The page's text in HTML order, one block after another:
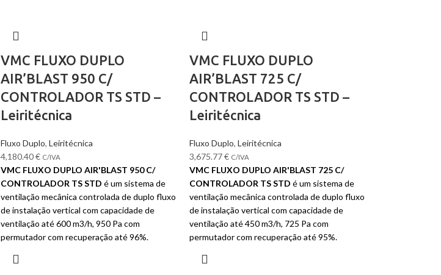
VMC FLUXO DUPLO
AIR’BLAST 950 C/
CONTROLADOR TS STD –
Leiritécnica
Fluxo Duplo, Leiritécnica
4,180.40€ C/IVA
VMC FLUXO DUPLO AIR'BLAST 950 C/
CONTROLADOR TS STD é um sistema de
ventilação mecânica controlada de duplo fluxo
de instalação vertical com capacidade de
ventilação até 600 m3/h, 950 Pa com
permutador com recuperação até 96%.
VMC FLUXO DUPLO
AIR’BLAST 725 C/
CONTROLADOR TS STD –
Leiritécnica
Fluxo Duplo, Leiritécnica
3,675.77€ C/IVA
VMC FLUXO DUPLO AIR'BLAST 725 C/
CONTROLADOR TS STDé um sistema de
ventilação mecânica controlada de duplo fluxo
de instalação vertical com capacidade de
ventilação até 450 m3/h, 725 Pa com
permutador com recuperação até 95%.